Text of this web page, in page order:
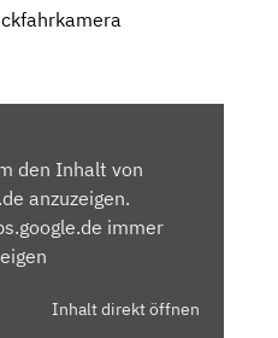
den Inhalt von
anzuzeigen.
immer
Inhalt direkt öffnen